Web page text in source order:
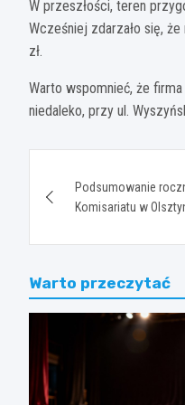
W przeszłości, teren
Wcześniej zdarzało się,
zł.
Warto wspomnieć, że
niedaleko, przy ul.
wpisuPodsumowanie
Komisariatu w
Warto przeczytać